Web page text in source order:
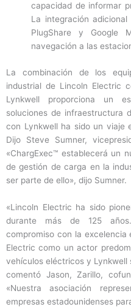
capacidad de informar
La integración
PlugShare y Google
navegación a las
La combinación de los
industrial de Lincoln Electric
Lynkwell proporciona un
soluciones de infraestructura
con Lynkwell ha sido un viaje
Dijo Steve Sumner,
«ChargExec™ establecerá un
de gestión de carga en la
ser parte de ello», dijo Sumner.
«Lincoln Electric ha sido
durante más de 125
compromiso con la excelencia
Electric como un actor
vehículos eléctricos y Lynkwell
comentó Jason, Zarillo,
«Nuestra asociación
empresas estadounidenses